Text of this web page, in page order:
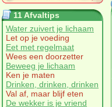
11 Afvaltips
Water zuivert je lichaam
Let op je voeding
Eet met regelmaat
Wees een doorzetter
Beweeg je lichaam
Ken je maten
Drinken, drinken, drinken
Val af, maar blijf eten
De wekker is je vriend